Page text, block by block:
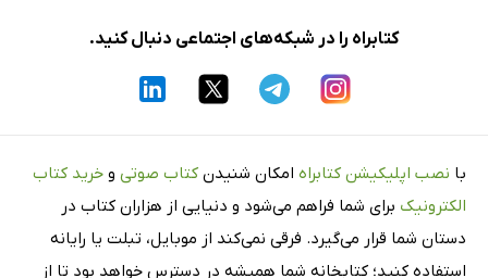
کتابراه را در شبکه‌های اجتماعی دنبال کنید.
با نصب اپلیکیشن کتابراه امکان شنیدن کتاب صوتی و خرید کتاب
الکترونیک برای شما فراهم می‌شود و دنیایی از هزاران کتاب در
دستان شما قرار می‌گیرد. فرقی نمی‌کند از موبایل، تبلت یا رایانه
استفاده کنید؛ کتابخانه شما همیشه در دسترس خواهد بود تا از